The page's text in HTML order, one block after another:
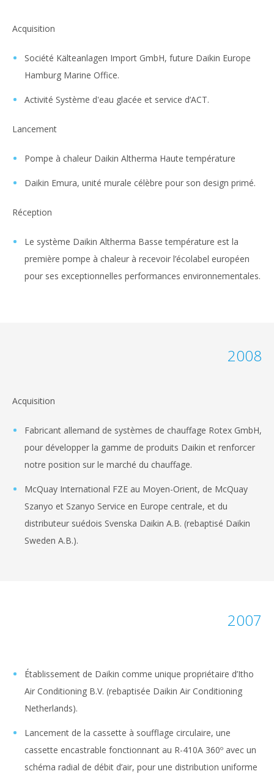
Acquisition
Société Kälteanlagen Import GmbH, future Daikin Europe
Hamburg Marine Office.
Activité Système d'eau glacée et service d’ACT.
Lancement
Pompe à chaleur Daikin Altherma Haute température
Daikin Emura, unité murale célèbre pour son design primé.
Réception
Le système Daikin Altherma Basse température est la
première pompe à chaleur à recevoir l’écolabel européen
pour ses exceptionnelles performances environnementales.
2008
Acquisition
Fabricant allemand de systèmes de chauffage Rotex GmbH,
pour développer la gamme de produits Daikin et renforcer
notre position sur le marché du chauffage.
McQuay International FZE au Moyen-Orient, de McQuay
Szanyo et Szanyo Service en Europe centrale, et du
distributeur suédois Svenska Daikin A.B. (rebaptisé Daikin
Sweden A.B.).
2007
Établissement de Daikin comme unique propriétaire d’Itho
Air Conditioning B.V. (rebaptisée Daikin Air Conditioning
Netherlands).
Lancement de la cassette à soufflage circulaire, une
cassette encastrable fonctionnant au R-410A 360º avec un
schéma radial de débit d’air, pour une distribution uniforme